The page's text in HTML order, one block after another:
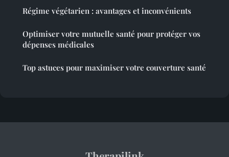
Régime végétarien : avantages et inconvénients
Optimiser votre mutuelle santé pour protéger vos
dépenses médicales
Top astuces pour maximiser votre couverture santé